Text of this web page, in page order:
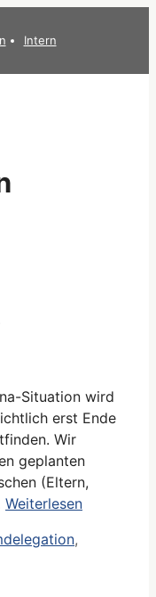
Intern
Situation wird
erst Ende
Wir
geplanten
(Eltern,
Weiterlesen
,